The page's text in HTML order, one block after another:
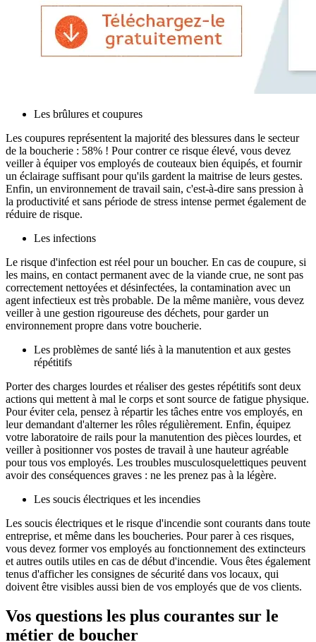
Les brûlures et coupures
Les coupures représentent la majorité des blessures dans le secteur
de la boucherie : 58% ! Pour contrer ce risque élevé, vous devez
veiller à équiper vos employés de couteaux bien équipés, et fournir
un éclairage suffisant pour qu'ils gardent la maitrise de leurs gestes.
Enfin, un environnement de travail sain, c'est-à-dire sans pression à
la productivité et sans période de stress intense permet également de
réduire de risque.
Les infections
Le risque d'infection est réel pour un boucher. En cas de coupure, si
les mains, en contact permanent avec de la viande crue, ne sont pas
correctement nettoyées et désinfectées, la contamination avec un
agent infectieux est très probable. De la même manière, vous devez
veiller à une gestion rigoureuse des déchets, pour garder un
environnement propre dans votre boucherie.
Les problèmes de santé liés à la manutention et aux gestes
répétitifs
Porter des charges lourdes et réaliser des gestes répétitifs sont deux
actions qui mettent à mal le corps et sont source de fatigue physique.
Pour éviter cela, pensez à répartir les tâches entre vos employés, en
leur demandant d'alterner les rôles régulièrement. Enfin, équipez
votre laboratoire de rails pour la manutention des pièces lourdes, et
veiller à positionner vos postes de travail à une hauteur agréable
pour tous vos employés. Les troubles musculosquelettiques peuvent
avoir des conséquences graves : ne les prenez pas à la légère.
Les soucis électriques et les incendies
Les soucis électriques et le risque d'incendie sont courants dans toute
entreprise, et même dans les boucheries. Pour parer à ces risques,
vous devez former vos employés au fonctionnement des extincteurs
et autres outils utiles en cas de début d'incendie. Vous êtes également
tenus d'afficher les consignes de sécurité dans vos locaux, qui
doivent être visibles aussi bien de vos employés que de vos clients.
Vos questions les plus courantes sur le
métier de boucher